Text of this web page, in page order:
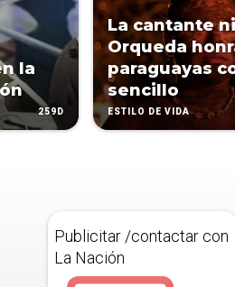
la
259D
La cantante
Orqueda
paraguayas
sencillo
ESTILO DE VIDA
Publicitar /contactar con
La Nación